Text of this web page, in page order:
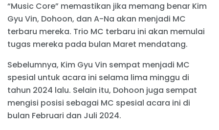
“Music Core” memastikan jika memang benar Kim
Gyu Vin, Dohoon, dan A-Na akan menjadi MC
terbaru mereka. Trio MC terbaru ini akan memulai
tugas mereka pada bulan Maret mendatang.
Sebelumnya, Kim Gyu Vin sempat menjadi MC
spesial untuk acara ini selama lima minggu di
tahun 2024 lalu. Selain itu, Dohoon juga sempat
mengisi posisi sebagai MC spesial acara ini di
bulan Februari dan Juli 2024.